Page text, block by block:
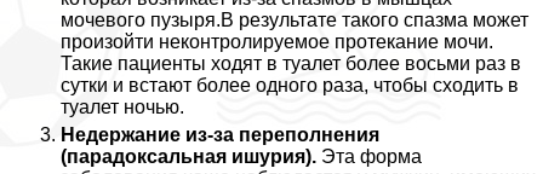
мочевого пузыря.В результате такого спазма может
произойти неконтролируемое протекание мочи.
Такие пациенты ходят в туалет более восьми раз в
сутки и встают более одного раза, чтобы сходить в
туалет ночью.
Недержание из-за переполнения
(парадоксальная ишурия). Эта форма